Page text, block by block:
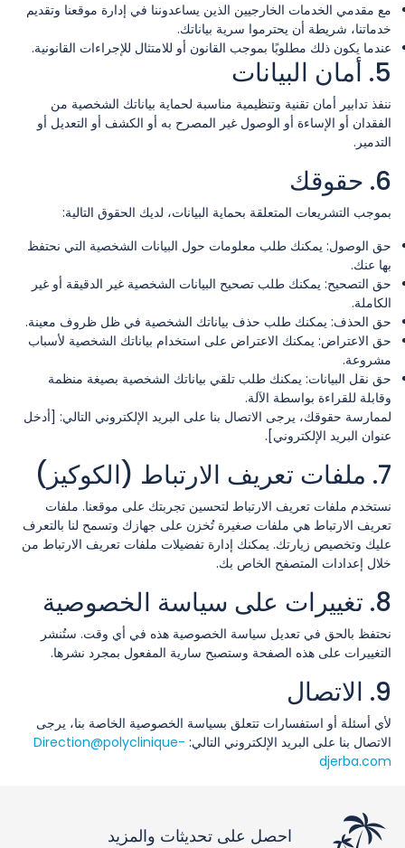
مع مقدمي الخدمات الخارجيين الذين يساعدوننا في إدارة موقعنا وتقديم
خدماتنا، شريطة أن يحترموا سرية بياناتك.
عندما يكون ذلك مطلوبًا بموجب القانون أو للامتثال للإجراءات القانونية.
5. أمان البيانات
ننفذ تدابير أمان تقنية وتنظيمية مناسبة لحماية بياناتك الشخصية من
الفقدان أو الإساءة أو الوصول غير المصرح به أو الكشف أو التعديل أو
التدمير.
6. حقوقك
بموجب التشريعات المتعلقة بحماية البيانات، لديك الحقوق التالية:
حق الوصول: يمكنك طلب معلومات حول البيانات الشخصية التي نحتفظ
بها عنك.
حق التصحيح: يمكنك طلب تصحيح البيانات الشخصية غير الدقيقة أو غير
الكاملة.
حق الحذف: يمكنك طلب حذف بياناتك الشخصية في ظل ظروف معينة.
حق الاعتراض: يمكنك الاعتراض على استخدام بياناتك الشخصية لأسباب
مشروعة.
حق نقل البيانات: يمكنك طلب تلقي بياناتك الشخصية بصيغة منظمة
وقابلة للقراءة بواسطة الآلة.
لممارسة حقوقك، يرجى الاتصال بنا على البريد الإلكتروني التالي: [أدخل
عنوان البريد الإلكتروني].
7. ملفات تعريف الارتباط (الكوكيز)
نستخدم ملفات تعريف الارتباط لتحسين تجربتك على موقعنا. ملفات
تعريف الارتباط هي ملفات صغيرة تُخزن على جهازك وتسمح لنا بالتعرف
عليك وتخصيص زيارتك. يمكنك إدارة تفضيلات ملفات تعريف الارتباط من
خلال إعدادات المتصفح الخاص بك.
8. تغييرات على سياسة الخصوصية
نحتفظ بالحق في تعديل سياسة الخصوصية هذه في أي وقت. ستُنشر
التغييرات على هذه الصفحة وستصبح سارية المفعول بمجرد نشرها.
9. الاتصال
لأي أسئلة أو استفسارات تتعلق بسياسة الخصوصية الخاصة بنا، يرجى
الاتصال بنا على البريد الإلكتروني التالي: Direction@polyclinique-
djerba.com
احصل على تحديثات والمزيد